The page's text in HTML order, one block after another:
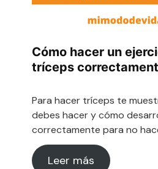
Cómo hacer un
tríceps
Para hacer tríceps te
debes hacer y cómo
correctamente para no
Leer más